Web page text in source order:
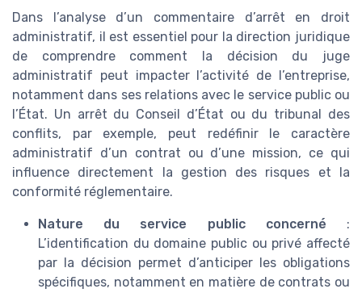
Dans l’analyse d’un commentaire d’arrêt en droit
administratif, il est essentiel pour la direction juridique
de comprendre comment la décision du juge
administratif peut impacter l’activité de l’entreprise,
notamment dans ses relations avec le service public ou
l’État. Un arrêt du Conseil d’État ou du tribunal des
conflits, par exemple, peut redéfinir le caractère
administratif d’un contrat ou d’une mission, ce qui
influence directement la gestion des risques et la
conformité réglementaire.
Nature du service public concerné :
L’identification du domaine public ou privé affecté
par la décision permet d’anticiper les obligations
spécifiques, notamment en matière de contrats ou